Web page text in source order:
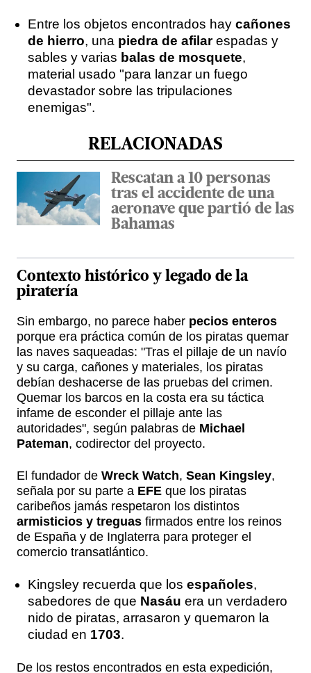
Entre los objetos encontrados hay cañones
de hierro, una piedra de afilarespadas y
sables y varias balas de mosquete,
material usado "para lanzar un fuego
devastador sobre las tripulaciones
enemigas".
RELACIONADAS
Rescatan a 10 personas
tras el accidente de una
aeronave que partió de las
Bahamas
Contexto histórico y legado de la
piratería
Sin embargo, no parece haber pecios enteros
porque era práctica común de los piratas quemar
las naves saqueadas: "Tras el pillaje de un navío
y su carga, cañones y materiales, los piratas
debían deshacerse de las pruebas del crimen.
Quemar los barcos en la costa era su táctica
infame de esconder el pillaje ante las
autoridades", según palabras de Michael
Pateman, codirector del proyecto.
El fundador de Wreck Watch, Sean Kingsley,
señala por su parte a EFE que los piratas
caribeños jamás respetaron los distintos
armisticios y treguas firmados entre los reinos
de España y de Inglaterra para proteger el
comercio transatlántico.
Kingsley recuerda que los españoles,
sabedores de que Nasáu era un verdadero
nido de piratas, arrasaron y quemaron la
ciudad en 1703.
De los restos encontrados en esta expedición,